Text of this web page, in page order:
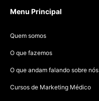
Menu Principal
Quem somos
O que fazemos
O que andam falando sobre nós
Cursos de Marketing Médico